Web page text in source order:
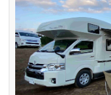
貸し出しオプショ
ン充実
試乗プラン有り
キ
学割